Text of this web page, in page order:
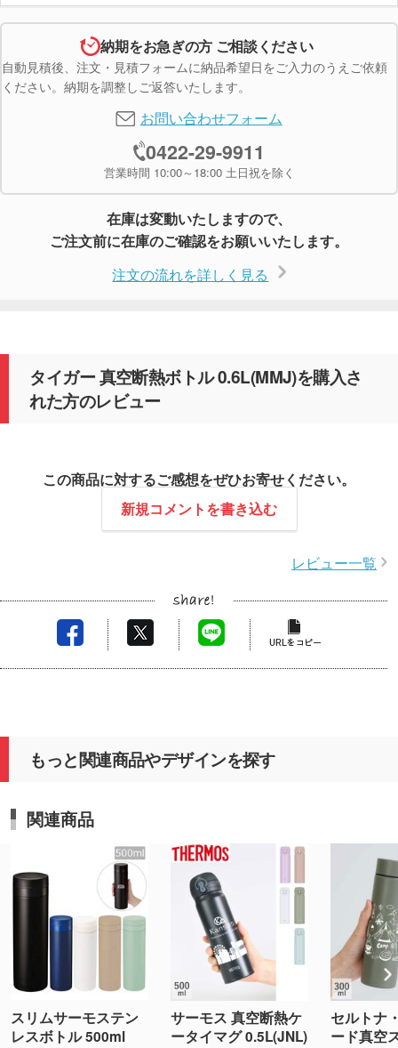
納期をお急ぎの方 ご相談ください
自動見積後、注文・見積フォームに納品希望日をご入力のうえご依頼
ください。納期を調整しご返答いたします。
お問い合わせフォーム
0422-29-9911
営業時間 10:00～18:00 土日祝を除く
在庫は変動いたしますので、
ご注文前に在庫のご確認をお願いいたします。
注文の流れを詳しく見る
タイガー 真空断熱ボトル 0.6L(MMJ)を購入さ
れた方のレビュー
この商品に対するご感想をぜひお寄せください。
新規コメントを書き込む
レビュー一覧
もっと関連商品やデザインを探す
関連商品
スリムサーモステン
レスボトル 500ml
サーモス 真空断熱ケ
ータイマグ 0.5L(JNL)
セルトナ
ード真空